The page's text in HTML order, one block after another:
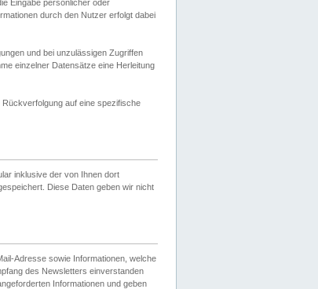
Eingabe persönlicher oder
durch den Nutzer erfolgt dabei
und bei unzulässigen Zugriffen
einzelner Datensätze eine Herleitung
auf eine spezifische
inklusive der von Ihnen dort
Diese Daten geben wir nicht
Adresse sowie Informationen, welche
des Newsletters einverstanden
Informationen und geben